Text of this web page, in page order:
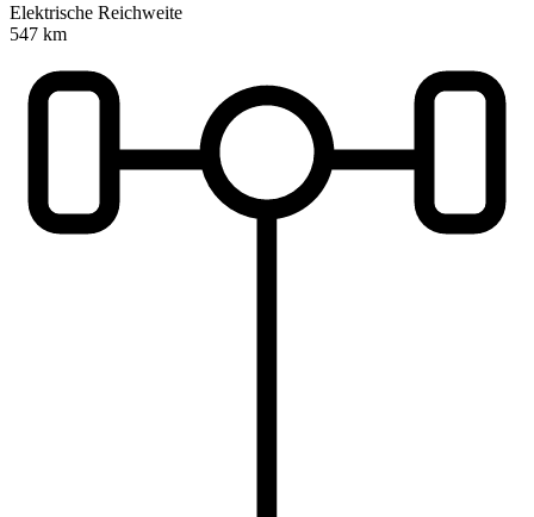
Elektrische Reichweite
547 km